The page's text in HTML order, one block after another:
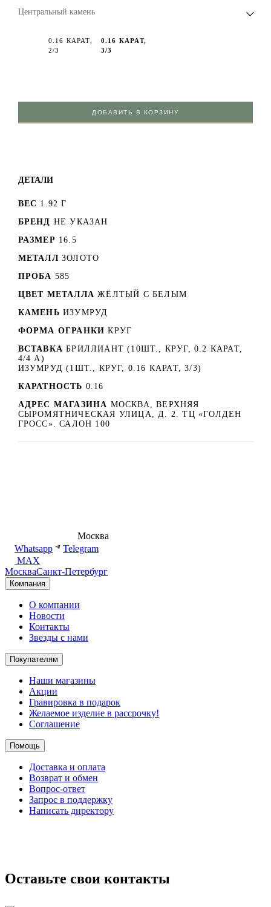
Центральный камень
0.16 КАРАТ,
2/3
0.16 КАРАТ,
3/3
ДОБАВИТЬ В КОРЗИНУ
ДЕТАЛИ
ВЕС 1.92 Г
БРЕНД НЕ УКАЗАН
РАЗМЕР 16.5
МЕТАЛЛ ЗОЛОТО
ПРОБА 585
ЦВЕТ МЕТАЛЛА ЖЁЛТЫЙ С БЕЛЫМ
КАМЕНЬ ИЗУМРУД
ФОРМА ОГРАНКИ КРУГ
ВСТАВКА БРИЛЛИАНТ (10ШТ., КРУГ, 0.2 КАРАТ,
4/4 А)
ИЗУМРУД (1ШТ., КРУГ, 0.16 КАРАТ, 3/3)
КАРАТНОСТЬ 0.16
АДРЕС МАГАЗИНА МОСКВА, ВЕРХНЯЯ
СЫРОМЯТНИЧЕСКАЯ УЛИЦА, Д. 2. ТЦ «ГОЛДЕН
ГРОСС». САЛОН 100
Москва
Whatsapp
Telegram
MAX
МоскваСанкт-Петербург
Компания
О компании
Новости
Контакты
Звезды с нами
Покупателям
Наши магазины
Акции
Гравировка в подарок
Желаемое изделие в рассрочку!
Соглашение
Помощь
Доставка и оплата
Возврат и обмен
Вопрос-ответ
Запрос в поддержку
Написать директору
Оставьте свои контакты